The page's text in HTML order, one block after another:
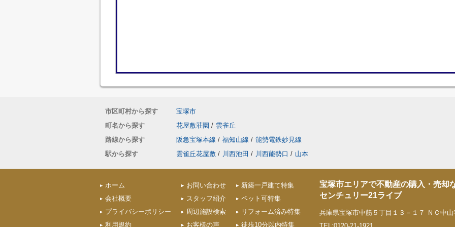
市区町村から探す
宝塚市
町名から探す
花屋敷荘園 / 雲雀丘
路線から探す
阪急宝塚本線 / 福知山線 / 能勢電鉄妙見線
駅から探す
雲雀丘花屋敷 / 川西池田 / 川西能勢口 / 山本
ホーム
会社概要
プライバシーポリシー
利用規約
お問い合わせ
スタッフ紹介
周辺施設検索
お客様の声
新築一戸建て特集
ペット可特集
リフォーム済み特集
徒歩10分以内特集
宝塚市エリアで不動産の購入・売却
センチュリー21ライブ
兵庫県宝塚市中筋５丁目１３－１７ ＮＣ中山